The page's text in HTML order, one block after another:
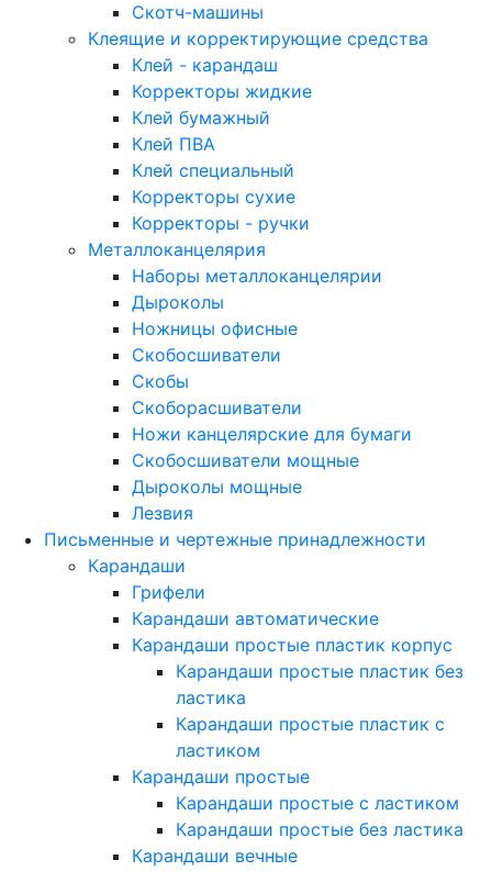
Скотч-машины
Клеящие и корректирующие средства
Клей - карандаш
Корректоры жидкие
Клей бумажный
Клей ПВА
Клей специальный
Корректоры сухие
Корректоры - ручки
Металлоканцелярия
Наборы металлоканцелярии
Дыроколы
Ножницы офисные
Скобосшиватели
Скобы
Скоборасшиватели
Ножи канцелярские для бумаги
Скобосшиватели мощные
Дыроколы мощные
Лезвия
Письменные и чертежные принадлежности
Карандаши
Грифели
Карандаши автоматические
Карандаши простые пластик корпус
Карандаши простые пластик без
ластика
Карандаши простые пластик с
ластиком
Карандаши простые
Карандаши простые с ластиком
Карандаши простые без ластика
Карандаши вечные